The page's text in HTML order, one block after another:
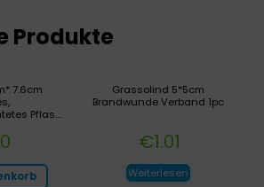
Produkte
Grassolind 5*5cm
Brandwunde Verband 1pc
€1.01
Weiterlesen
7.6cm
Pflas...